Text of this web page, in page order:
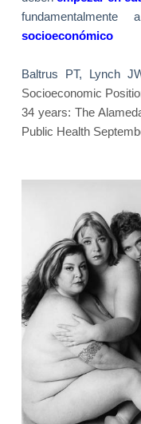
fundamentalmente
socioeconómico
Baltrus PT, Lynch
Socioeconomic
34 years: The
Public Health